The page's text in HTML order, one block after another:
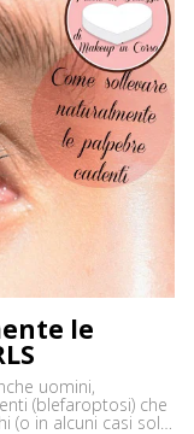
le
uomini,
(blefaroptosi) che
(o in alcuni casi solo